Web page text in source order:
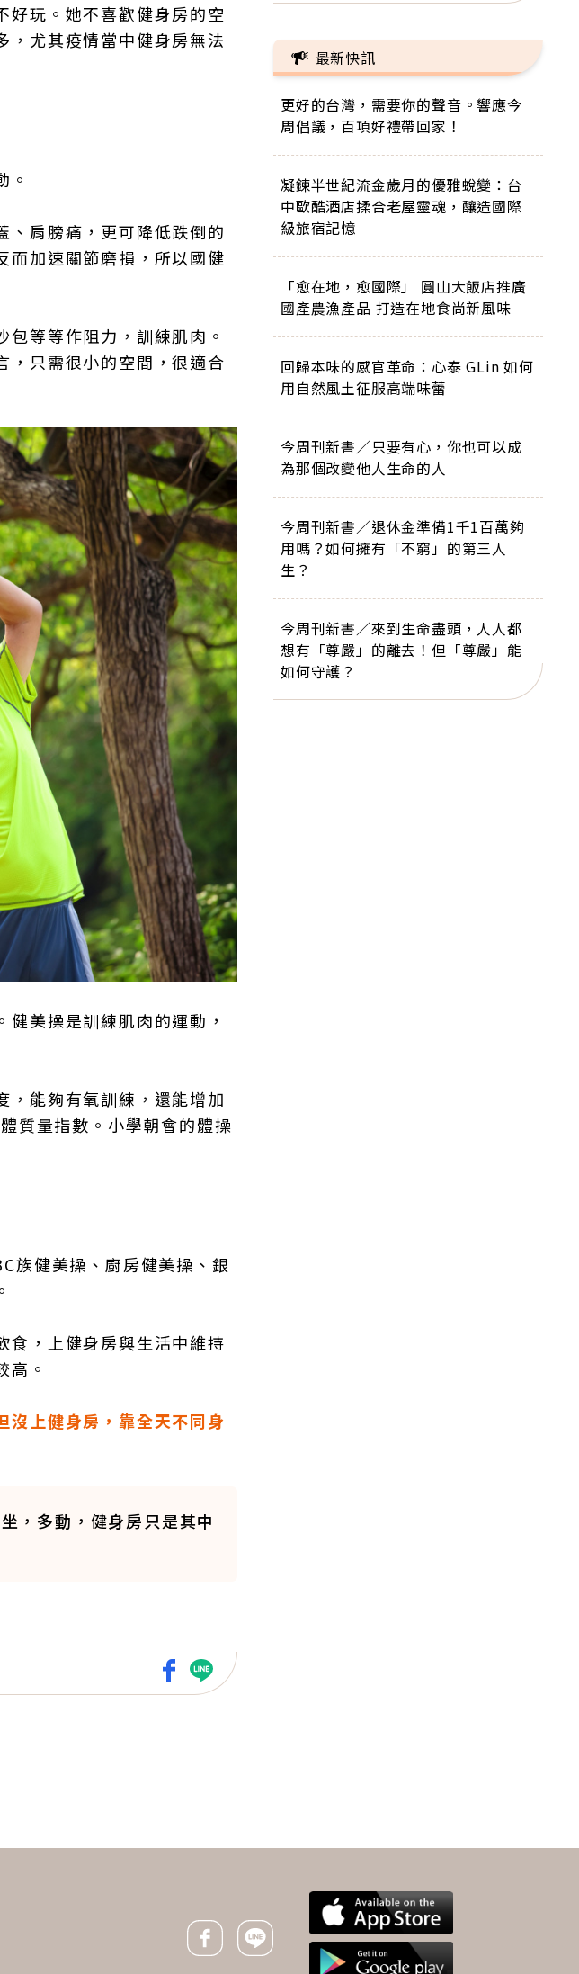
好玩。她不喜歡健身房的空
，尤其疫情當中健身房無法
。
、肩膀痛，更可降低跌倒的
而加速關節磨損，所以國健
等等作阻力，訓練肌肉。
，只需很小的空間，很適合
美操是訓練肌肉的運動，
，能夠有氧訓練，還能增加
質量指數。小學朝會的體操
族健美操、廚房健美操、銀
食，上健身房與生活中維持
高。
沒上健身房，靠全天不同身
，多動，健身房只是其中
下一則 ＋
芸：30歲開始做「這件
事」，抗三高、失智風
險，大腦更年輕
最新快訊
更好的台灣，需要你的聲音。響應今
周倡議，百項好禮帶回家！
凝鍊半世紀流金歲月的優雅蛻變：台
中歐酷酒店揉合老屋靈魂，釀造國際
級旅宿記憶
「愈在地，愈國際」 圓山大飯店推廣
國產農漁產品 打造在地食尚新風味
回歸本味的感官革命：心泰 GLin 如何
用自然風土征服高端味蕾
今周刊新書／只要有心，你也可以成
為那個改變他人生命的人
今周刊新書／退休金準備1千1百萬夠
用嗎？如何擁有「不窮」的第三人
生？
今周刊新書／來到生命盡頭，人人都
想有「尊嚴」的離去！但「尊嚴」能
如何守護？
Facebook icon
Line icon